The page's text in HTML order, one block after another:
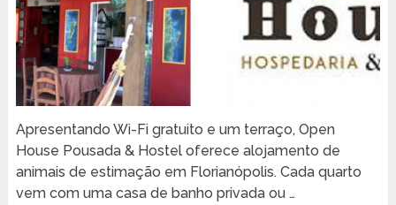
Apresentando Wi-Fi gratuito e um terraço, Open
House Pousada & Hostel oferece alojamento de
animais de estimação em Florianópolis. Cada quarto
vem com uma casa de banho privada ou …